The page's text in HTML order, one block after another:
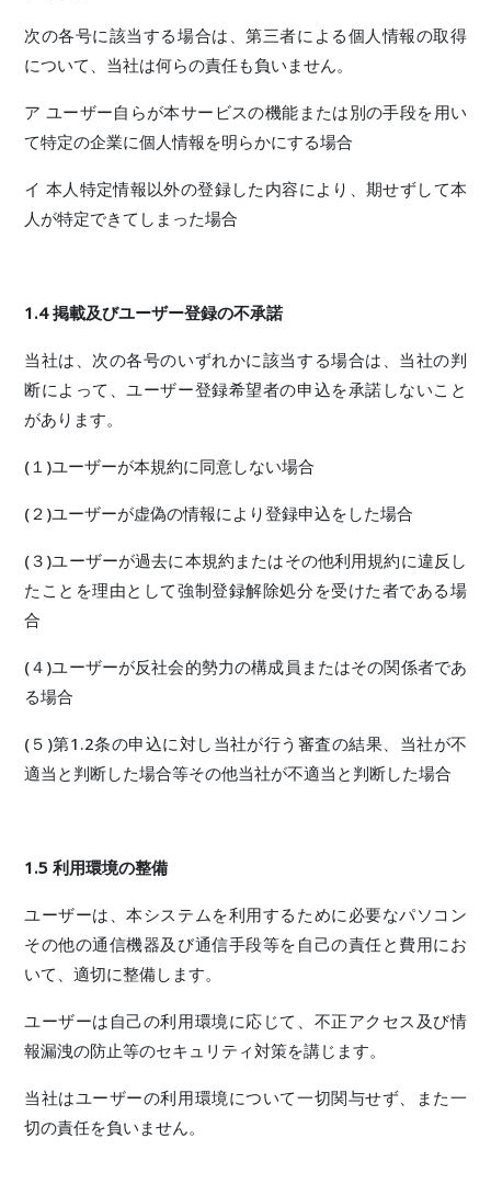
次の各号に該当する場合は、第三者による個人情報の取得
について、当社は何らの責任も負いません。
ア ユーザー自らが本サービスの機能または別の手段を用い
て特定の企業に個人情報を明らかにする場合
イ 本人特定情報以外の登録した内容により、期せずして本
人が特定できてしまった場合
1.4 掲載及びユーザー登録の不承諾
当社は、次の各号のいずれかに該当する場合は、当社の判
断によって、ユーザー登録希望者の申込を承諾しないこと
があります。
(１)ユーザーが本規約に同意しない場合
(２)ユーザーが虚偽の情報により登録申込をした場合
(３)ユーザーが過去に本規約またはその他利用規約に違反し
たことを理由として強制登録解除処分を受けた者である場
合
(４)ユーザーが反社会的勢力の構成員またはその関係者であ
る場合
(５)第1.2条の申込に対し当社が行う審査の結果、当社が不
適当と判断した場合等その他当社が不適当と判断した場合
1.5 利用環境の整備
ユーザーは、本システムを利用するために必要なパソコン
その他の通信機器及び通信手段等を自己の責任と費用にお
いて、適切に整備します。
ユーザーは自己の利用環境に応じて、不正アクセス及び情
報漏洩の防止等のセキュリティ対策を講じます。
当社はユーザーの利用環境について一切関与せず、また一
切の責任を負いません。